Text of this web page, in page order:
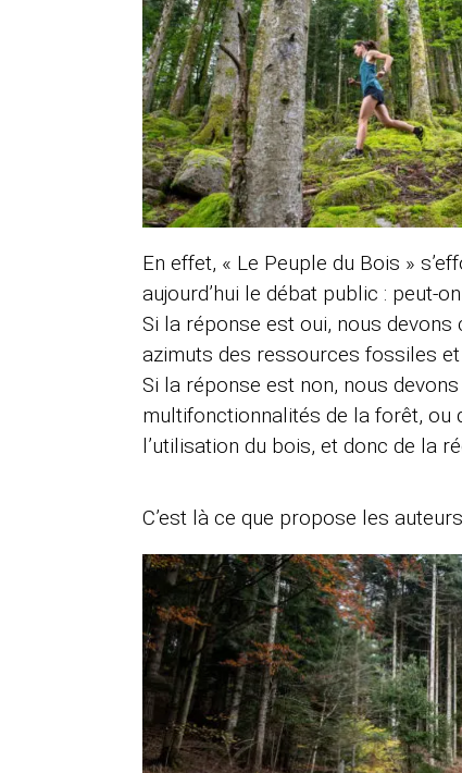
En effet, « Le Peuple du Bois »
aujourd’hui le débat public : peut-
Si la réponse est oui, nous devons
azimuts des ressources fossiles
Si la réponse est non, nous
multifonctionnalités de la forêt, ou
l’utilisation du bois, et donc de la
C’est là ce que propose les